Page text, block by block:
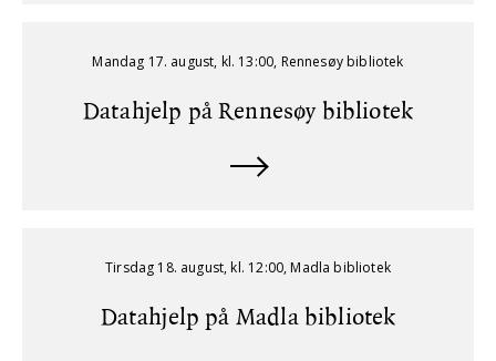
Mandag 17. august, kl. 13:00, Rennesøy bibliotek
Datahjelp på Rennesøy bibliotek
Tirsdag 18. august, kl. 12:00, Madla bibliotek
Datahjelp på Madla bibliotek